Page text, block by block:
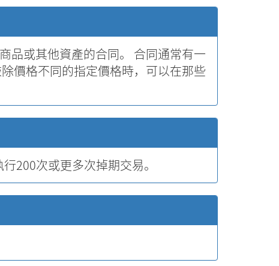
品或其他資產的合同。 合同通常有一
價格不同的指定價格時，可以在那些
200次或更多次掉期交易。